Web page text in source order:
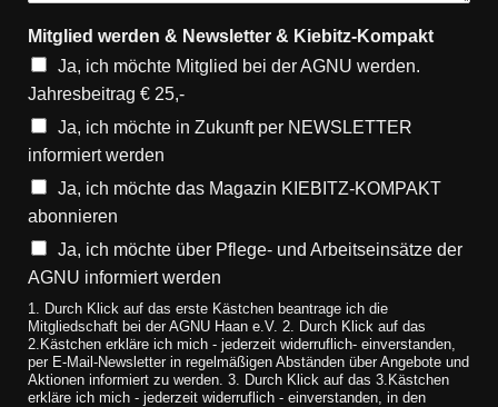
Mitglied werden & Newsletter & Kiebitz-Kompakt
Ja, ich möchte Mitglied bei der AGNU werden.
Jahresbeitrag € 25,-
Ja, ich möchte in Zukunft per NEWSLETTER
informiert werden
Ja, ich möchte das Magazin KIEBITZ-KOMPAKT
abonnieren
Ja, ich möchte über Pflege- und Arbeitseinsätze der
AGNU informiert werden
1. Durch Klick auf das erste Kästchen beantrage ich die
Mitgliedschaft bei der AGNU Haan e.V. 2. Durch Klick auf das
2.Kästchen erkläre ich mich - jederzeit widerruflich- einverstanden,
per E-Mail-Newsletter in regelmäßigen Abständen über Angebote und
Aktionen informiert zu werden. 3. Durch Klick auf das 3.Kästchen
erkläre ich mich - jederzeit widerruflich - einverstanden, in den